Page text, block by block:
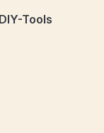
Tools